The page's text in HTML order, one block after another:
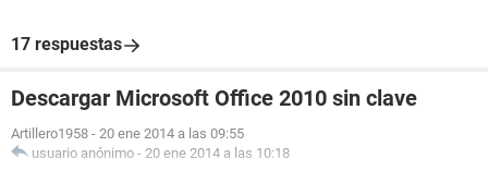
17 respuestas
Descargar Microsoft Office 2010 sin clave
Artillero1958 - 20 ene 2014 a las 09:55
usuario anónimo - 20 ene 2014 a las 10:18